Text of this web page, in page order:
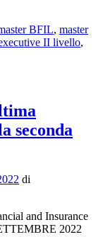
BFIL, master
II livello,
seconda
di
and Insurance
2022